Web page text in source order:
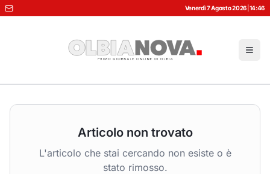
Venerdì 7 Agosto 2026 14:46
Articolo non trovato
L'articolo che stai cercando non esiste o è
stato rimosso.